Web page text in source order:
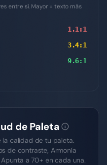
entre sí. Mayor = texto más
1.1 :1
3.4:1
9.6:1
de Paleta
la calidad de tu paleta.
de contraste, Armonía
a 70+ en cada una.